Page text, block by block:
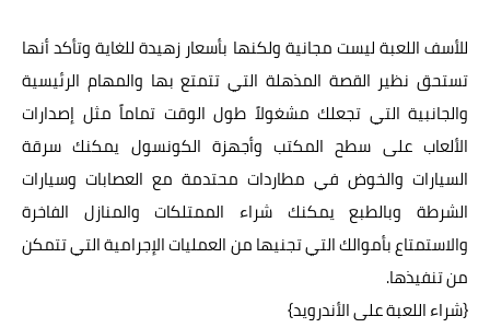
للأسف اللعبة ليست مجانية ولكنها بأسعار زهيدة للغاية وتأكد أنها
تستحق نظير القصة المذهلة التي تتمتع بها والمهام الرئيسية
والجانبية التي تجعلك مشغولاً طول الوقت تماماً مثل إصدارات
الألعاب على سطح المكتب وأجهزة الكونسول يمكنك سرقة
السيارات والخوض في مطاردات محتدمة مع العصابات وسيارات
الشرطة وبالطبع يمكنك شراء الممتلكات والمنازل الفاخرة
والاستمتاع بأموالك التي تجنيها من العمليات الإجرامية التي تتمكن
من تنفيذها.
{شراء اللعبة على الأندرويد}